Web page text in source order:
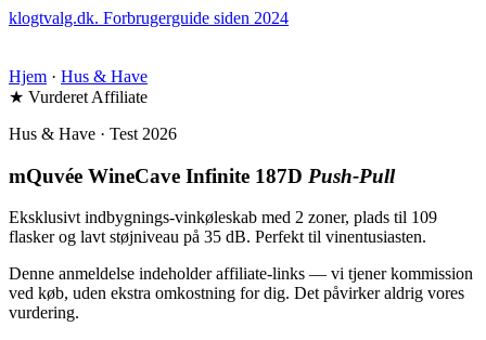
klogtvalg.dk. Forbrugerguide siden 2024
Hjem · Hus & Have
★ Vurderet Affiliate
Hus & Have · Test 2026
mQuvée WineCave Infinite 187D Push-Pull
Eksklusivt indbygnings-vinkøleskab med 2 zoner, plads til 109
flasker og lavt støjniveau på 35 dB. Perfekt til vinentusiasten.
Denne anmeldelse indeholder affiliate-links — vi tjener kommission
ved køb, uden ekstra omkostning for dig. Det påvirker aldrig vores
vurdering.